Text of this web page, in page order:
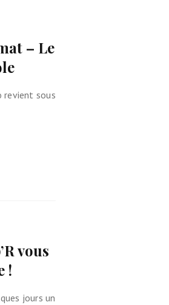
– Le
revient sous
vous
!
jours un